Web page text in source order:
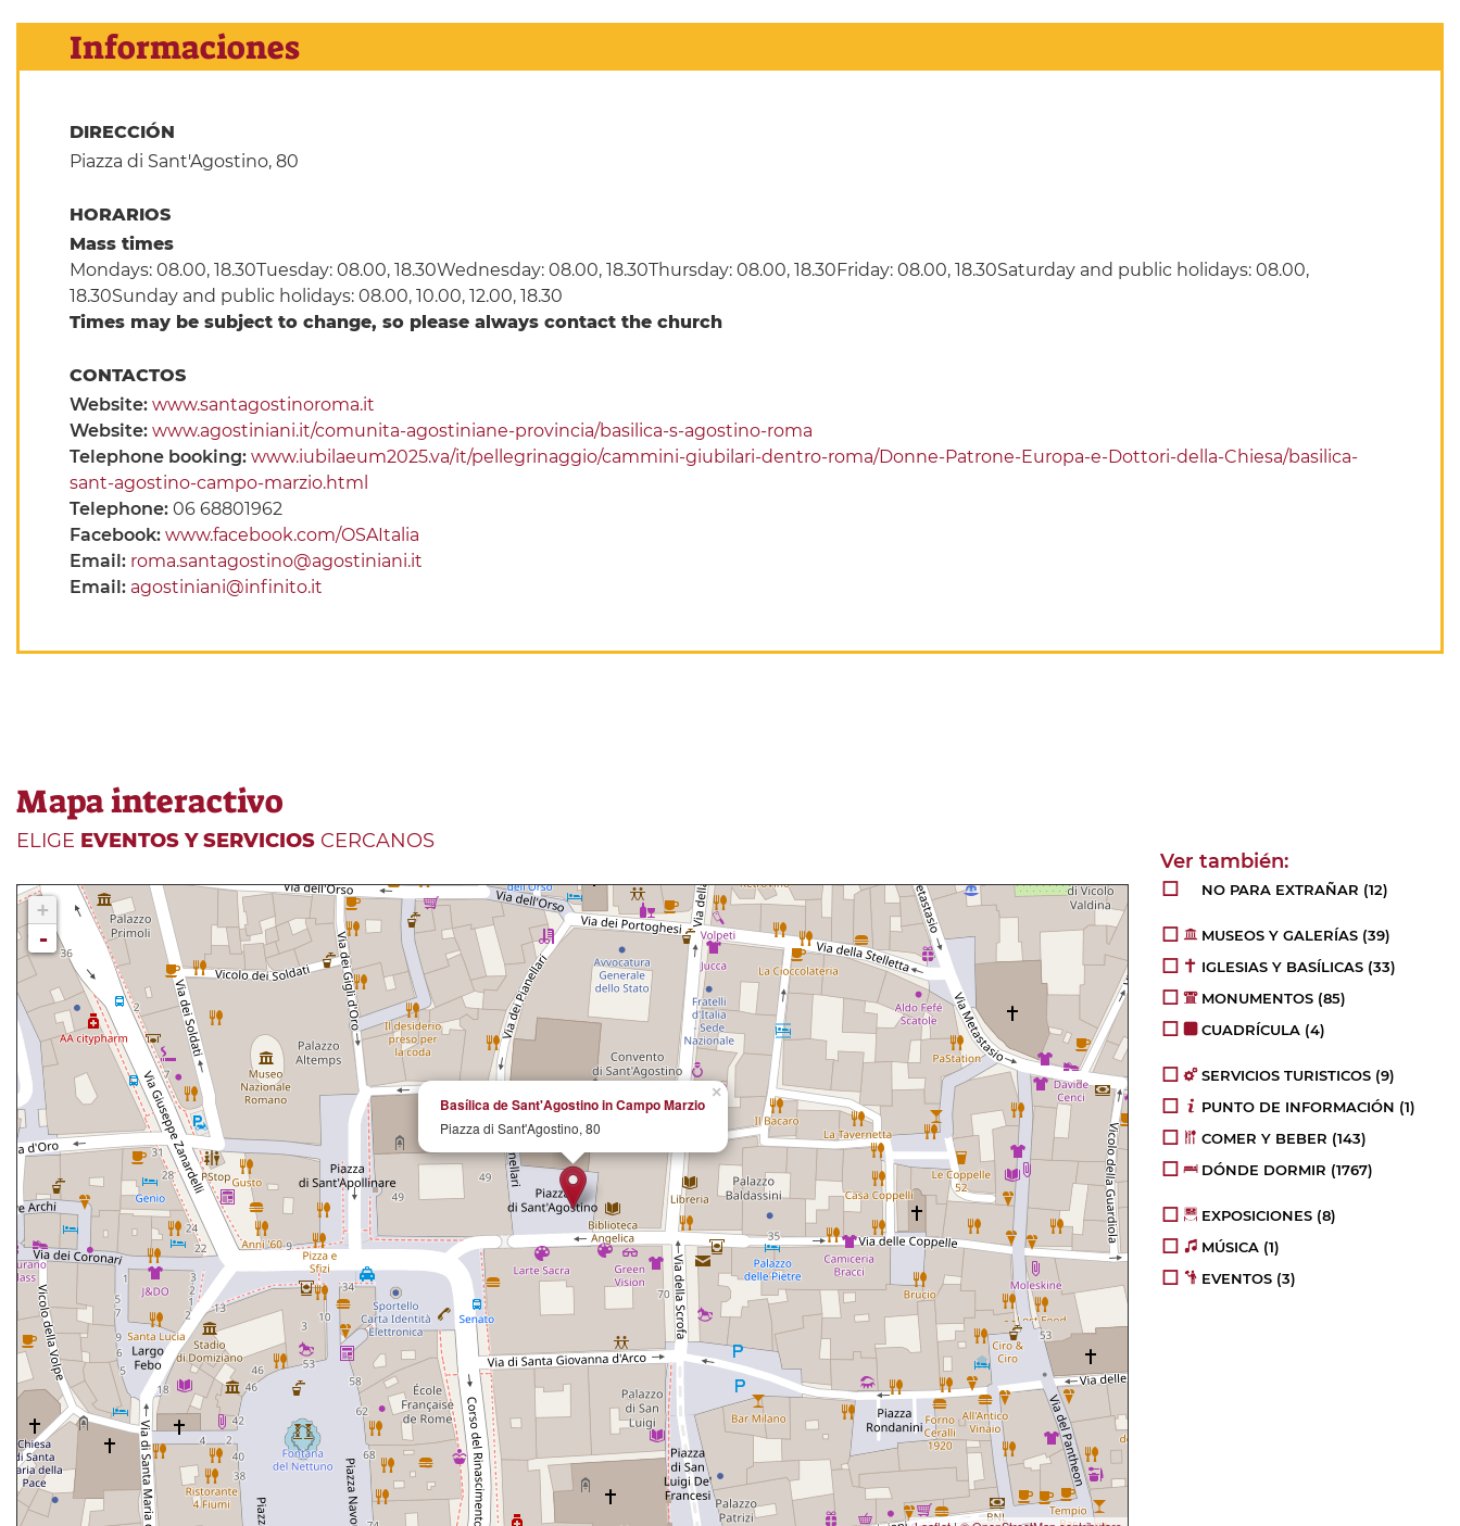
Informaciones
DIRECCIÓN
Piazza di Sant'Agostino, 80
HORARIOS
Mass times
Mondays: 08.00, 18.30Tuesday: 08.00, 18.30Wednesday: 08.00, 18.30Thursday: 08.00, 18.30Friday: 08.00, 18.30Saturday and public holidays: 08.00,
18.30Sunday and public holidays: 08.00, 10.00, 12.00, 18.30
Times may be subject to change, so please always contact the church
CONTACTOS
Website: www.santagostinoroma.it
Website: www.agostiniani.it/comunita-agostiniane-provincia/basilica-s-agostino-roma
Telephone booking: www.iubilaeum2025.va/it/pellegrinaggio/cammini-giubilari-dentro-roma/Donne-Patrone-Europa-e-Dottori-della-Chiesa/basilica-
sant-agostino-campo-marzio.html
Telephone: 06 68801962
Facebook: www.facebook.com/OSAItalia
Email: roma.santagostino@agostiniani.it
Email: agostiniani@infinito.it
Mapa interactivo
ELIGE EVENTOS Y SERVICIOS CERCANOS
×
Basílica de Sant'Agostino in Campo Marzio
Piazza di Sant'Agostino, 80
+
-
NO PARA EXTRAÑAR (12)
MUSEOS Y GALERÍAS (39)
IGLESIAS Y BASÍLICAS (33)
MONUMENTOS (85)
CUADRÍCULA (4)
SERVICIOS TURISTICOS (9)
PUNTO DE INFORMACIÓN (1)
COMER Y BEBER (143)
DÓNDE DORMIR (1767)
EXPOSICIONES (8)
MÚSICA (1)
EVENTOS (3)